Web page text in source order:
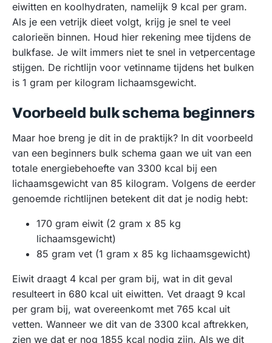
eiwitten en koolhydraten, namelijk 9 kcal per gram.
Als je een vetrijk dieet volgt, krijg je snel te veel
calorieën binnen. Houd hier rekening mee tijdens de
bulkfase. Je wilt immers niet te snel in vetpercentage
stijgen. De richtlijn voor vetinname tijdens het bulken
is 1 gram per kilogram lichaamsgewicht.
Voorbeeld bulk schema beginners
Maar hoe breng je dit in de praktijk? In dit voorbeeld
van een beginners bulk schema gaan we uit van een
totale energiebehoefte van 3300 kcal bij een
lichaamsgewicht van 85 kilogram. Volgens de eerder
genoemde richtlijnen betekent dit dat je nodig hebt:
170 gram eiwit (2 gram x 85 kg
lichaamsgewicht)
85 gram vet (1 gram x 85 kg lichaamsgewicht)
Eiwit draagt 4 kcal per gram bij, wat in dit geval
resulteert in 680 kcal uit eiwitten. Vet draagt 9 kcal
per gram bij, wat overeenkomt met 765 kcal uit
vetten. Wanneer we dit van de 3300 kcal aftrekken,
zien we dat er nog 1855 kcal nodig zijn. Als we dit